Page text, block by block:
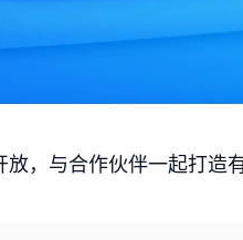
，与合作伙伴一起打造